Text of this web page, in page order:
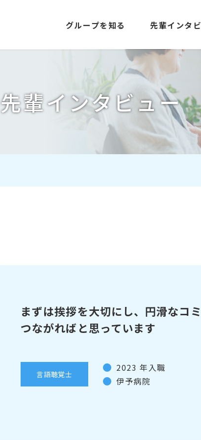
グループを知る 先輩インタ
先輩インタビュー
まずは挨拶を大切にし、円滑なコ
つながればと思っています
言語聴覚士
2023 年入職
伊予病院